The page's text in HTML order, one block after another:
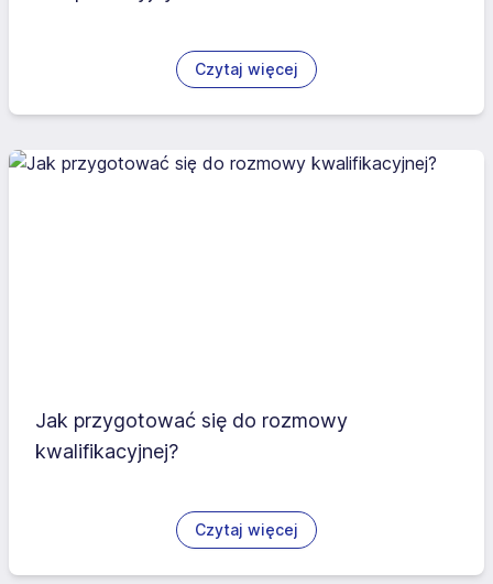
Czytaj więcej
Jak przygotować się do rozmowy
kwalifikacyjnej?
Czytaj więcej